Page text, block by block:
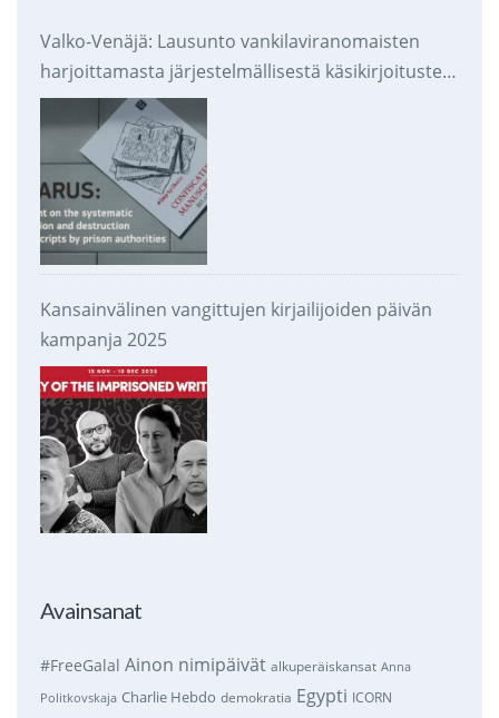
Valko-Venäjä: Lausunto vankilaviranomaisten
harjoittamasta järjestelmällisestä käsikirjoitusten
takavarikoinnista ja tuhoamisesta
Kansainvälinen vangittujen kirjailijoiden päivän
kampanja 2025
Avainsanat
#FreeGalal Ainon nimipäivät alkuperäiskansat Anna
Politkovskaja Charlie Hebdo demokratia Egypti ICORN